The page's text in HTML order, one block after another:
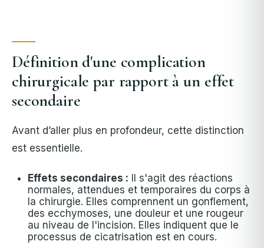
Définition d'une complication
chirurgicale par rapport à un effet
secondaire
Avant d’aller plus en profondeur, cette distinction
est essentielle.
Effets secondaires : Il s'agit des réactions
normales, attendues et temporaires du corps à
la chirurgie. Elles comprennent un gonflement,
des ecchymoses, une douleur et une rougeur
au niveau de l'incision. Elles indiquent que le
processus de cicatrisation est en cours.